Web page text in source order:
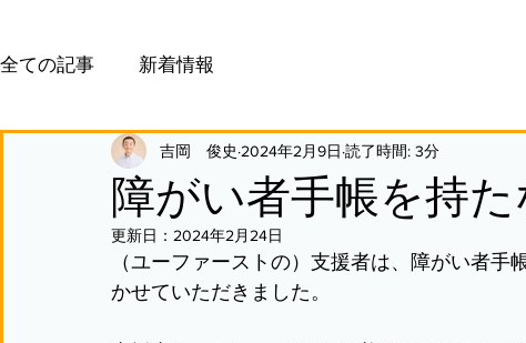
全ての記事 新着情報
障がい者手帳を持
吉岡 俊史 2024年2月9日 読了時間: 3分
更新日： 2024年2月24日
（ユーファーストの）支援者は、障がい者
かせていただきました。